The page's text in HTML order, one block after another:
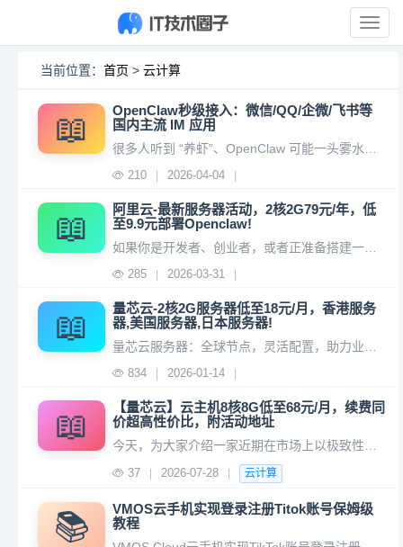
展
开
当前位置： 首页 > 云计算
📖
OpenClaw秒级接入：微信/QQ/企微/飞书等
国内主流 IM 应用
210 2026-04-04
📖
阿里云-最新服务器活动，2核2G79元/年，低
至9.9元部署Openclaw!
285 2026-03-31
📖
量芯云-2核2G服务器低至18元/月，香港服务
器,美国服务器,日本服务器!
834 2026-01-14
📖
【量芯云】云主机8核8G低至68元/月，续费同
价超高性价比，附活动地址
37 2026-07-28 云计算
📚
VMOS云手机实现登录注册Titok账号保姆级
教程